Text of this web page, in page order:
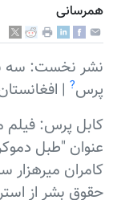
همرسانی
پرس?
|
کابل پرس: فیلم
عنوان "طبل
کامران میرهزار
حقوق بشر از